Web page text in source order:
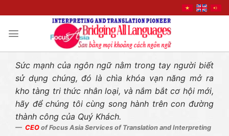
Sức mạnh của ngôn ngữ nằm trong tay người biết
sử dụng chúng, đó là chìa khóa vạn năng mở ra
kho tàng tri thức nhân loại, và nắm bắt cơ hội mới,
hãy để chúng tôi cùng song hành trên con đường
thành công của Quý Khách.
CEO of Focus Asia Services of Translation and Interpreting